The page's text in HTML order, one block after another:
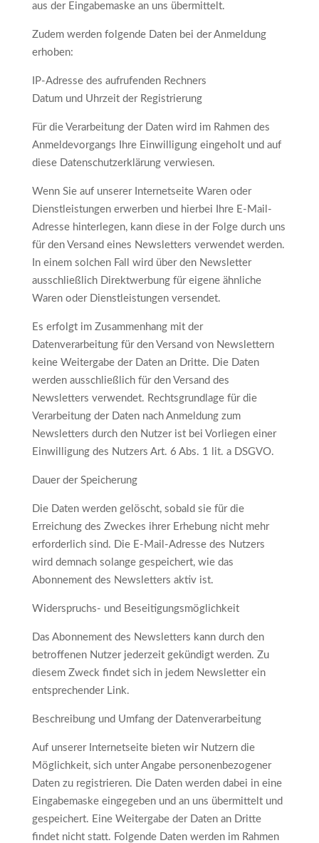
aus der Eingabemaske an uns übermittelt.
Zudem werden folgende Daten bei der Anmeldung
erhoben:
IP-Adresse des aufrufenden Rechners
Datum und Uhrzeit der Registrierung
Für die Verarbeitung der Daten wird im Rahmen des
Anmeldevorgangs Ihre Einwilligung eingeholt und auf
diese Datenschutzerklärung verwiesen.
Wenn Sie auf unserer Internetseite Waren oder
Dienstleistungen erwerben und hierbei Ihre E-Mail-
Adresse hinterlegen, kann diese in der Folge durch uns
für den Versand eines Newsletters verwendet werden.
In einem solchen Fall wird über den Newsletter
ausschließlich Direktwerbung für eigene ähnliche
Waren oder Dienstleistungen versendet.
Es erfolgt im Zusammenhang mit der
Datenverarbeitung für den Versand von Newslettern
keine Weitergabe der Daten an Dritte. Die Daten
werden ausschließlich für den Versand des
Newsletters verwendet. Rechtsgrundlage für die
Verarbeitung der Daten nach Anmeldung zum
Newsletters durch den Nutzer ist bei Vorliegen einer
Einwilligung des Nutzers Art. 6 Abs. 1 lit. a DSGVO.
Dauer der Speicherung
Die Daten werden gelöscht, sobald sie für die
Erreichung des Zweckes ihrer Erhebung nicht mehr
erforderlich sind. Die E-Mail-Adresse des Nutzers
wird demnach solange gespeichert, wie das
Abonnement des Newsletters aktiv ist.
Widerspruchs- und Beseitigungsmöglichkeit
Das Abonnement des Newsletters kann durch den
betroffenen Nutzer jederzeit gekündigt werden. Zu
diesem Zweck findet sich in jedem Newsletter ein
entsprechender Link.
Beschreibung und Umfang der Datenverarbeitung
Auf unserer Internetseite bieten wir Nutzern die
Möglichkeit, sich unter Angabe personenbezogener
Daten zu registrieren. Die Daten werden dabei in eine
Eingabemaske eingegeben und an uns übermittelt und
gespeichert. Eine Weitergabe der Daten an Dritte
findet nicht statt. Folgende Daten werden im Rahmen